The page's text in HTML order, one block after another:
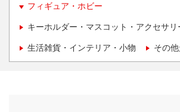
フィギュア・ホビー
キーホルダー・マスコット・アクセサリ
生活雑貨・インテリア・小物 その